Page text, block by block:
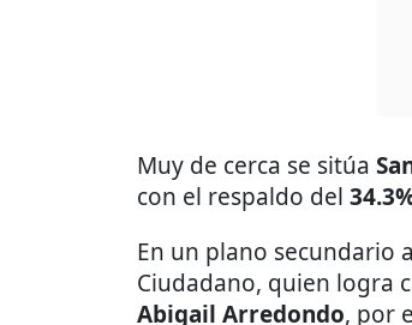
Muy de cerca se sitúa
con el respaldo del
En un plano secundario
Ciudadano, quien logra
Abigail Arredondo, por